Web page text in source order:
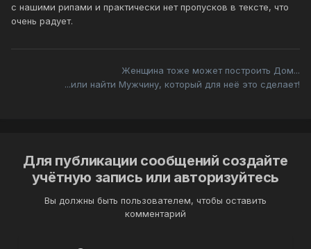
с нашими рипами и практически нет пропусков в тексте, что
очень радует.
Женщина тоже может построить Дом...
...или найти Мужчину, который для неё это сделает!
Для публикации сообщений создайте
учётную запись или авторизуйтесь
Вы должны быть пользователем, чтобы оставить
комментарий